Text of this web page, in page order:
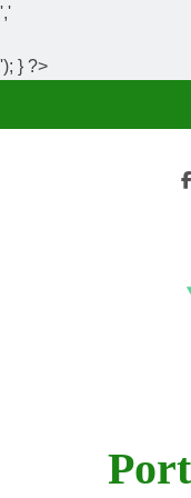
','
'); } ?>